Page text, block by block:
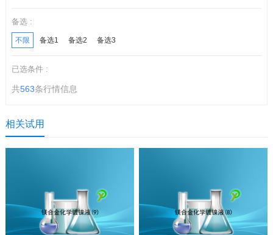
备选 :
不限 备选1 备选2 备选3
已选条件 :
共563条行情信息
相关试用